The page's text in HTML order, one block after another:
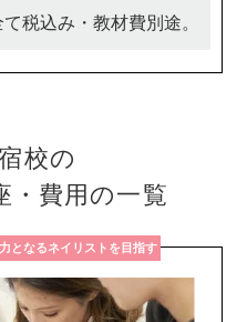
税込み・教材費別途。
校の
・費用の一覧
となるネイリストを目指す